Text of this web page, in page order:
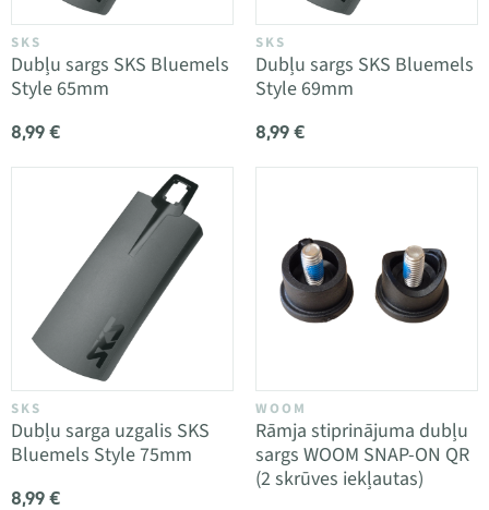
SKS
Dubļu sargs SKS Bluemels
Style 65mm
8,99 €
SKS
Dubļu sargs SKS Bluemels
Style 69mm
8,99 €
SKS
Dubļu sarga uzgalis SKS
Bluemels Style 75mm
8,99 €
WOOM
Rāmja stiprinājuma dubļu
sargs WOOM SNAP-ON QR
(2 skrūves iekļautas)